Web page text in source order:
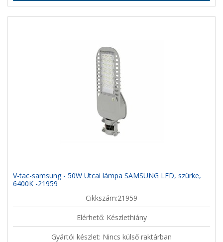
V-tac-samsung - 50W Utcai lámpa SAMSUNG LED, szürke,
6400K -21959
Cikkszám:21959
Elérhető: Készlethiány
Gyártói készlet: Nincs külső raktárban